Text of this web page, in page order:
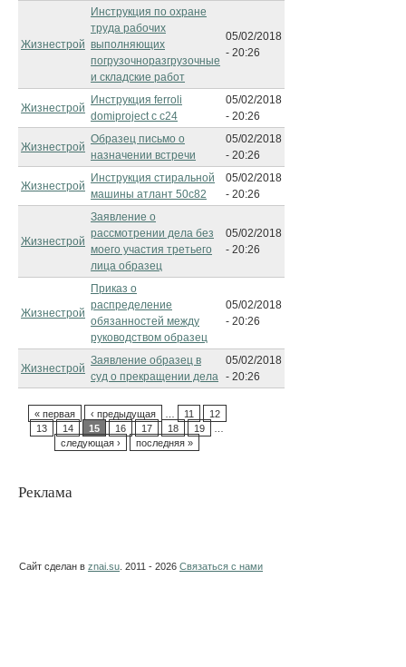
Жизнестрой
Инструкция по охране
труда рабочих
выполняющих
погрузочноразгрузочные
и складские работ
05/02/2018
- 20:26
Жизнестрой
Инструкция ferroli
domiproject с c24
05/02/2018
- 20:26
Жизнестрой
Образец письмо о
назначении встречи
05/02/2018
- 20:26
Жизнестрой
Инструкция стиральной
машины атлант 50с82
05/02/2018
- 20:26
Жизнестрой
Заявление о
рассмотрении дела без
моего участия третьего
лица образец
05/02/2018
- 20:26
Жизнестрой
Приказ о
распределение
обязанностей между
руководством образец
05/02/2018
- 20:26
Жизнестрой
Заявление образец в
суд о прекращении дела
05/02/2018
- 20:26
« первая ‹ предыдущая 11
12
13
14 15 16 17 18 19
следующая ›
последняя »
Реклама
Сайт сделан в znai.su . 2011 - 2026 Связаться с нами